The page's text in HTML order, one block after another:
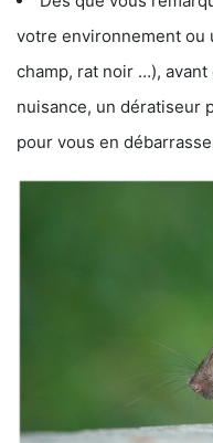
votre environnement ou
champ, rat noir …),
nuisance, un dératiseur
pour vous en